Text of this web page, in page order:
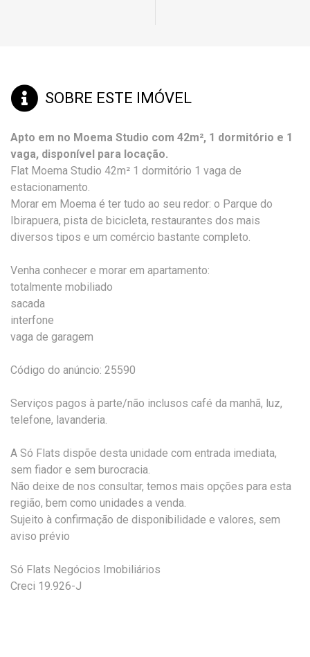
SOBRE ESTE IMÓVEL
Apto em no Moema Studio com 42m², 1 dormitório e 1
vaga, disponível para locação.
Flat Moema Studio 42m² 1 dormitório 1 vaga de
estacionamento.
Morar em Moema é ter tudo ao seu redor: o Parque do
Ibirapuera, pista de bicicleta, restaurantes dos mais
diversos tipos e um comércio bastante completo.
Venha conhecer e morar em apartamento:
totalmente mobiliado
sacada
interfone
vaga de garagem
Código do anúncio: 25590
Serviços pagos à parte/não inclusos café da manhã, luz,
telefone, lavanderia.
A Só Flats dispõe desta unidade com entrada imediata,
sem fiador e sem burocracia.
Não deixe de nos consultar, temos mais opções para esta
região, bem como unidades a venda.
Sujeito à confirmação de disponibilidade e valores, sem
aviso prévio
Só Flats Negócios Imobiliários
Creci 19.926-J